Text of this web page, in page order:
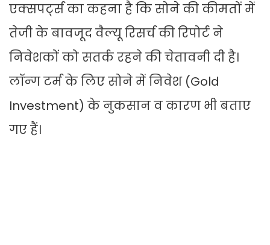
एक्सपर्ट्स का कहना है कि सोने की कीमतों में
तेजी के बावजूद वैल्यू रिसर्च की रिपोर्ट ने
निवेशकों को सतर्क रहने की चेतावनी दी है।
लॉन्ग टर्म के लिए सोने में निवेश (Gold
Investment) के नुकसान व कारण भी बताए
गए हैं।